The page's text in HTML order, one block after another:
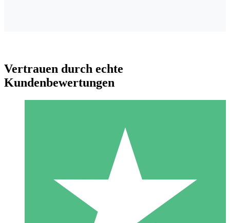
Individuelle Credit-Pakete
Zahlen Sie nach Bedarf mit Download-Credits. Keine
monatliche Verpflichtung erforderlich.
Vertrauen durch echte
Kundenbewertungen